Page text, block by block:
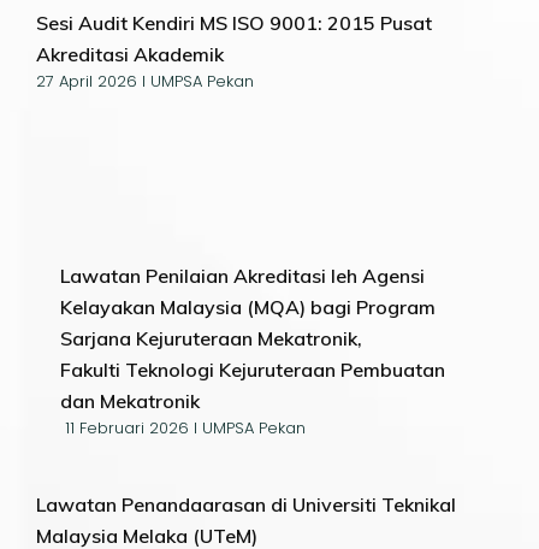
Sesi Audit Kendiri MS ISO 9001: 2015 Pusat
Akreditasi Akademik
27 April 2026 I UMPSA Pekan
Lawatan Penilaian Akreditasi leh Agensi
Kelayakan Malaysia (MQA) bagi Program
Sarjana Kejuruteraan Mekatronik,
Fakulti Teknologi Kejuruteraan Pembuatan
dan Mekatronik
11 Februari 2026 I UMPSA Pekan
Lawatan Penandaarasan di Universiti Teknikal
Malaysia Melaka (UTeM)